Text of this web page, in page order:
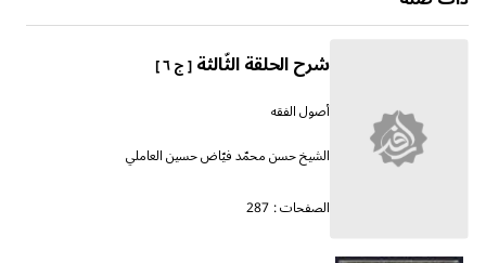
شرح الحلقة الثّالثة[ ج ٦ ]
أصول الفقه
الشيخ حسن محمّد فيّاض حسين العاملي
الصفحات : 287